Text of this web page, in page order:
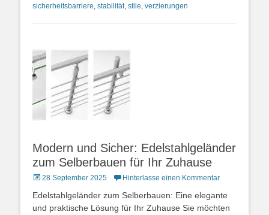
sicherheitsbarriere, stabilität, stile, verzierungen
Modern und Sicher: Edelstahlgeländer
zum Selberbauen für Ihr Zuhause
Posted
28 September 2025 Hinterlasse einen Kommentar
Edelstahlgeländer zum Selberbauen: Eine elegante
und praktische Lösung für Ihr Zuhause Sie möchten